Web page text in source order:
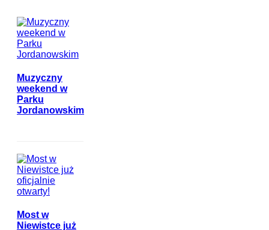
Muzyczny
weekend w
Parku
Jordanowskim
Most w
Niewistce już